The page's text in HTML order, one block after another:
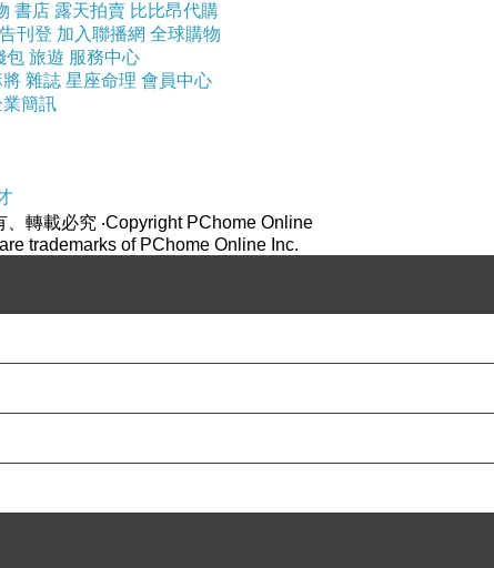
書店 露天拍賣 比比昂代購
刊登 加入聯播網 全球購物
包 旅遊 服務中心
將 雜誌 星座命理 會員中心
業簡訊
、轉載必究 ‧Copyright PChome Online
trademarks of PChome Online Inc.